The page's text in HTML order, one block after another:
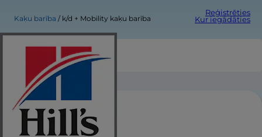
Reģistrēties
Kur iegādāties
Kaķu barība k/d + Mobility kaķu barība
k/d + Mobility kaķu barība